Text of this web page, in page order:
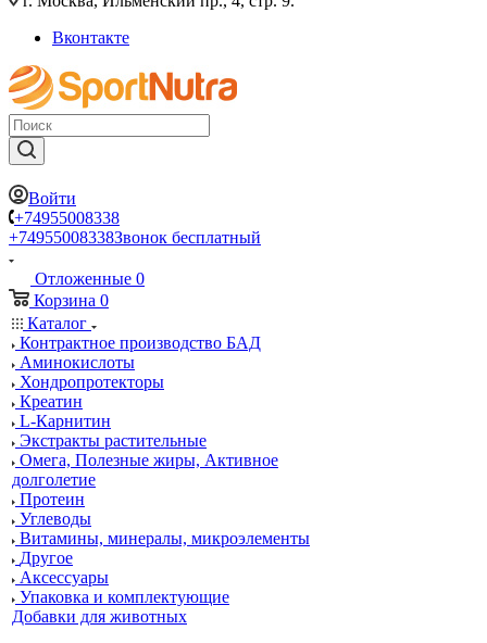
Вконтакте
Войти
+74955008338
+74955008338Звонок бесплатный
Отложенные 0
Корзина 0
Каталог
Контрактное производство БАД
Аминокислоты
Хондропротекторы
Креатин
L-Карнитин
Экстракты растительные
Омега, Полезные жиры, Активное
долголетие
Протеин
Углеводы
Витамины, минералы, микроэлементы
Другое
Аксессуары
Упаковка и комплектующие
Добавки для животных